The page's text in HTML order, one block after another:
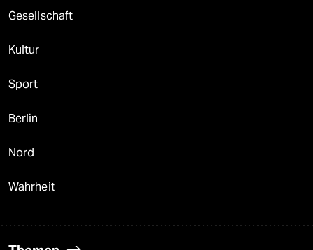
Gesellschaft
Kultur
Sport
Berlin
Nord
Wahrheit